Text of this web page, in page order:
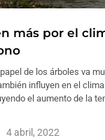
más por el
papel de los árboles va
influyen en el
el aumento de la
4 abril, 2022